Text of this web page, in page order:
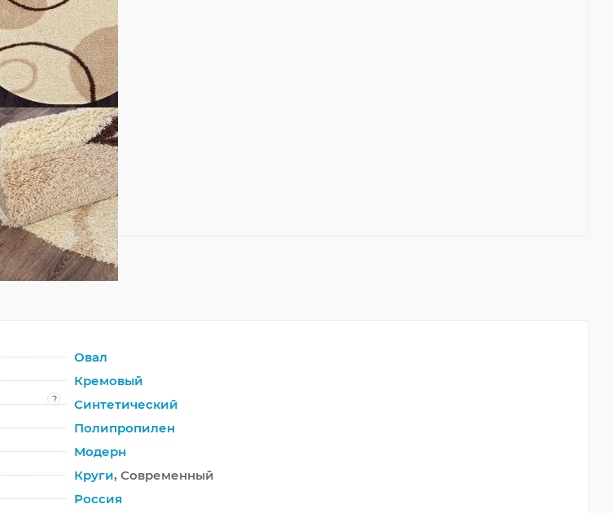
Овал
Кремовый
?
Синтетический
Полипропилен
Модерн
Круги, Современный
Россия